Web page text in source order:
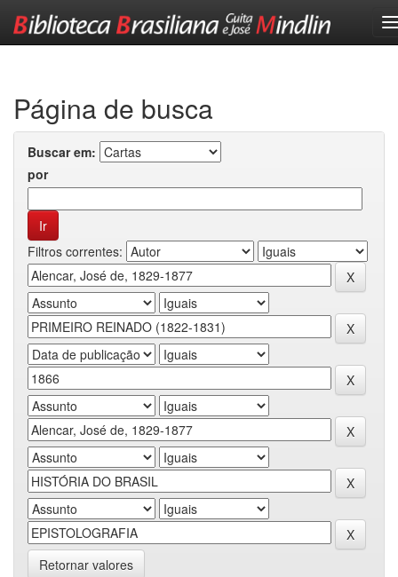
Página de busca
Buscar em:
por
Filtros correntes:
Retornar valores